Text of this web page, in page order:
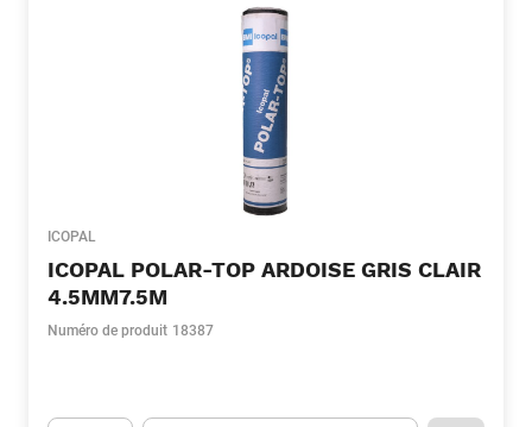
ICOPAL
ICOPAL POLAR-TOP ARDOISE GRIS CLAIR
4.5MM7.5M
Numéro de produit 18387